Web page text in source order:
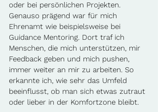
oder bei persönlichen Projekten.
Genauso prägend war für mich
Ehrenamt wie beispielsweise bei
Guidance Mentoring. Dort traf ich
Menschen, die mich unterstützen, mir
Feedback geben und mich pushen,
immer weiter an mir zu arbeiten. So
erkannte ich, wie sehr das Umfeld
beeinflusst, ob man sich etwas zutraut
oder lieber in der Komfortzone bleibt.